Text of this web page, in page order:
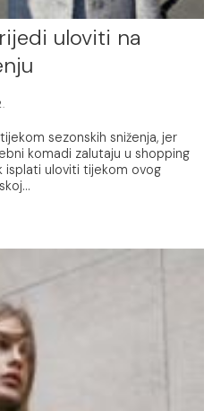
uloviti na
sezonskih sniženja, jer
komadi zalutaju u shopping
isplati uloviti tijekom ovog